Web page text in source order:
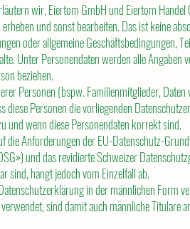
wir, Eiertom GmbH und Eiertom
und sonst bearbeiten. Das ist keine
oder allgemeine Geschäftsbedingungen,
Unter Personendaten werden alle Angaben
beziehen.
Personen (bspw. Familienmitglieder,
diese Personen die vorliegenden
und wenn diese Personendaten korrekt sind.
die Anforderungen der EU-Datenschutz-
und das revidierte Schweizer
sind, hängt jedoch vom Einzelfall ab.
in der männlichen Form
sind damit auch männliche Titulare